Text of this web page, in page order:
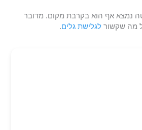
נמצא אף הוא בקרבת מקום. מדובר
מה שקשורלגלישת גלים.